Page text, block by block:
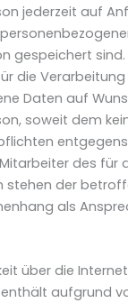
jederzeit auf
gespeichert
die
Daten auf
soweit dem
des für
stehen der
als
über die
aufgrund